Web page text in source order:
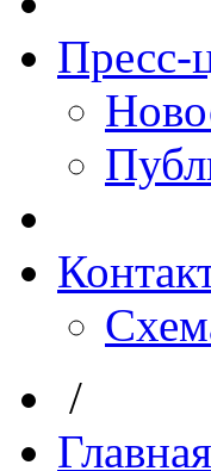
Пресс-
/
Главная